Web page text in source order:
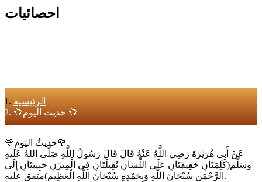
احصائيات
الرئيسية
🌻حديث اليوم 🌻
🌹حَديثُ اليَومِ🌹
عَنْ أَبِي هُرَيْرَةَ رَضِيَ اللَّهُ عَنْهُ قَالَ قَالَ رَسُولُ اللَّهِ صَلَّى اللهُ عَليهِ
وسَلَّم(كَلِمَتَانِ خَفِيفَتَانِ عَلَى اللِّسَانِ ثَقِيلَتَانِ فِي الْمِيزَنِ حَبِيبَتَانِ إِلَى
الرَّحْمَنِ سُبْحَانَ اللَّهِ وَبِحَمْدِهِ سُبْحَانَ اللَّهِ الْعَظِيمِ)متفق عليه.